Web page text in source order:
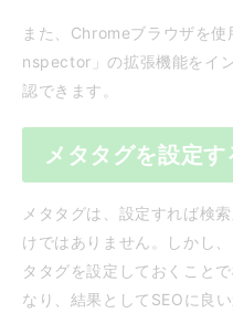
また、Chromeブラウザを
nspector」の拡張機能をイ
認できます。
メタタグを設定
メタタグは、設定すれば検
けではありません。しかし
タタグを設定しておくこと
なり、結果としてSEOに良